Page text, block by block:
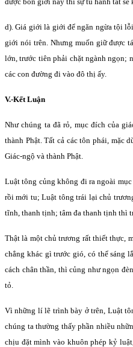
d). Giá giới là giới để ngăn ngừa tội
giới nói trên. Nhưng muốn giữ được
lớn, trước tiên phải chặt ngành ngọn;
các con đường đi vào đô thị ấy.
V.-Kết Luận
Như chúng ta đã rỏ, mục đích của
thành Phật. Tất cả các tôn phái, mặc
Giác-ngộ và thành Phật.
Luật tông củng không đi ra ngoài
rồi mới tu; Luật tông trái lại chủ
tĩnh, thanh tịnh; tâm đa thanh tịnh thì
Thật là một chủ trương rất thiết thực,
chẳng khác gì trước gió, có thể sáng
cách chân thần, thì củng như ngọn
tỏ.
Vì những lí lẽ trình bày ở trên, Luật
chúng ta thường thấy phần nhiều
chịu đặt mình vào khuôn phép kỷ